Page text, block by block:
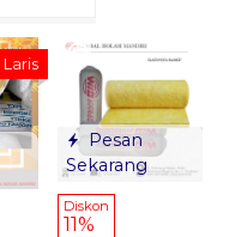
Pesan
Sekarang
Diskon
11%